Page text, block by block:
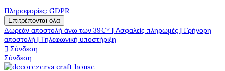
Πληροφορίες: GDPR
Επιτρέπονται όλα
Δωρεάν αποστολή άνω των 39€* | Ασφαλείς πληρωμές | Γρήγορη
αποστολή | Τηλεφωνική υποστήριξη
 Σύνδεση
Σύνδεση